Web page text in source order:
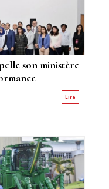
son ministère
Lire